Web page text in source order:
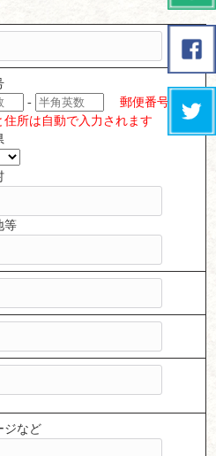
-
郵便番号を入
住所は自動で入力されます
等
ジなど